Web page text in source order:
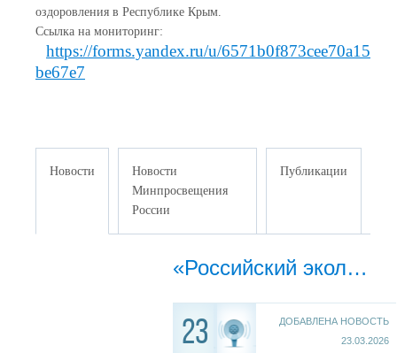
оздоровления в Республике Крым.
Ссылка на мониторинг:
https://forms.yandex.ru/u/6571b0f873cee70a15
be67e7
Новости
Новости
Минпросвещения
России
Публикации
«Российский экологический оператор» (далее – ППК «РЭО»)
23
ДОБАВЛЕНА НОВОСТЬ
23.03.2026